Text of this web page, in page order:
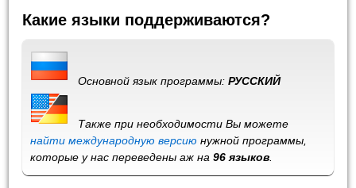
Какие языки поддерживаются?
Основной язык программы:РУССКИЙ
Также при необходимости Вы можете
найти международную версию нужной программы,
которые у нас переведены аж на96 языков